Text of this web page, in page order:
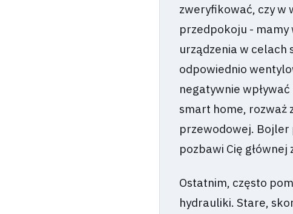
zweryfikować, czy w
przedpokoju - mamy
urządzenia w celach
odpowiednio
negatywnie
smart home, rozważ
przewodowej. Bojler
pozbawi Cię
Ostatnim, często
hydrauliki. Stare,